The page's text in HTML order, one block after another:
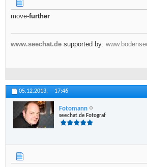
move-further
www.seechat.de supported by:
05.12.2013, 17:46
Fotomann
seechat.de Fotograf